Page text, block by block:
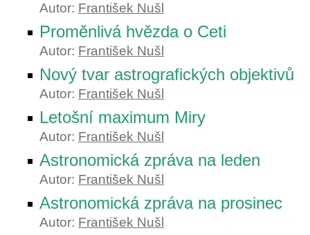
Autor: František Nušl
Proměnlivá hvězda o Ceti
Autor: František Nušl
Nový tvar astrografických objektivů
Autor: František Nušl
Letošní maximum Miry
Autor: František Nušl
Astronomická zpráva na leden
Autor: František Nušl
Astronomická zpráva na prosinec
Autor: František Nušl